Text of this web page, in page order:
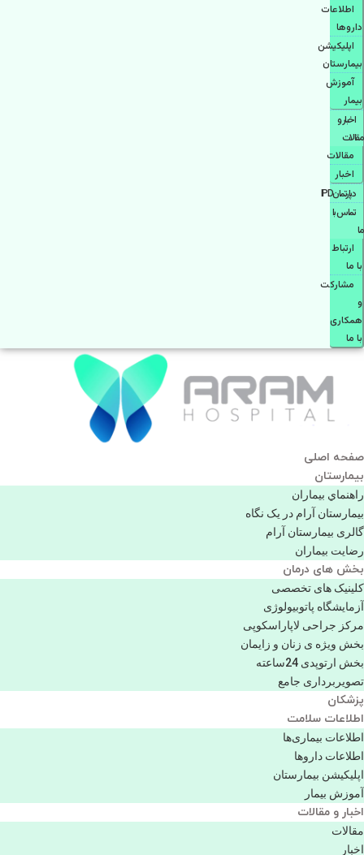
اطلاعات
دارو‌ها
اپليكيشن
بيمارستان
آموزش
بیمار
اخبار و
مقالات
مقالات
اخبار
دپارتمانIPD
تماس با
ما
ارتباط
با ما
مشاركت
و
همكاری
با ما
صفحه اصلی
بيمارستان
راهنماي بیماران
بیمارستان آرام در یک نگاه
گالری بیمارستان آرام
رضایت بیماران
بخش های درمان
کلینیک های تخصصی
آزمایشگاه پاتوبیولوژی
مرکز جراحی لاپاراسکوپی
بخش ویژه ی زنان و زایمان
بخش ارتوپدی 24ساعته
تصویربرداری جامع
پزشكان
اطلاعات سلامت
اطلاعات بیماری‌ها
اطلاعات دارو‌ها
اپليكيشن بيمارستان
آموزش بیمار
اخبار و مقالات
مقالات
اخبار